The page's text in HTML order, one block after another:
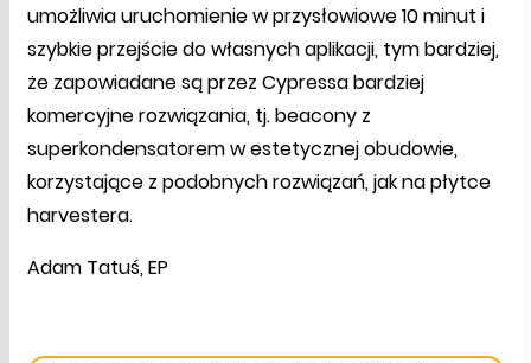
umożliwia uruchomienie w przysłowiowe 10 minut i
szybkie przejście do własnych aplikacji, tym bardziej,
że zapowiadane są przez Cypressa bardziej
komercyjne rozwiązania, tj. beacony z
superkondensatorem w estetycznej obudowie,
korzystające z podobnych rozwiązań, jak na płytce
harvestera.
Adam Tatuś, EP